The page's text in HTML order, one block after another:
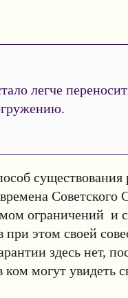
легче
Советского
ограничений и
этом своей
здесь нет,
ком могут увидеть